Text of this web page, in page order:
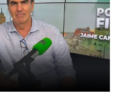
La rosa de los vientos
Gente viajera
Como el perro y el
Caso
Retornados
Equipo de
Operación Viuda
Extremadura
Galicia
La Rioja
Navarra
País Vasco
Virales
Televisión
Elecciones